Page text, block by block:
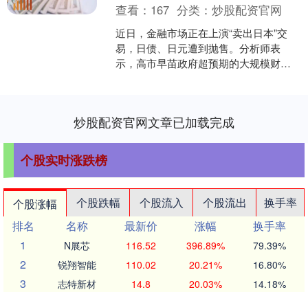
查看： 167 分类：炒股配资官网
近日，金融市场正在上演“卖出日本”交
易，日债、日元遭到抛售。分析师表
示，高市早苗政府超预期的大规模财政
炒股配资官网文章已加载完成
个股实时涨跌榜
个股涨幅 个股跌幅 个股流入 个股流出
换手率
排名
名称 最新价 涨幅
换手率
1
N展芯 116.52 396.89% 79.39%
2 锐翔智能 110.02 20.21% 16.80%
3 志特新材 14.8 20.03% 14.18%